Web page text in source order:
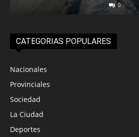
0
CATEGORIAS POPULARES
Nacionales
Provinciales
Sociedad
La Ciudad
Deportes